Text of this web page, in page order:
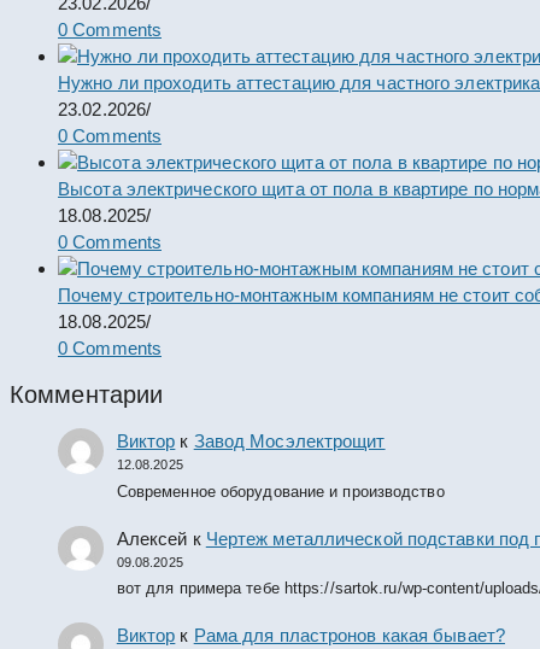
0 Comments
Нужно ли проходить аттестацию для частного
23.02.2026/
0 Comments
Высота электрического щита от пола в квартире по
18.08.2025/
0 Comments
Почему строительно-монтажным компаниям не стоит
18.08.2025/
0 Comments
Комментарии
Виктор к Завод Мосэлектрощит
12.08.2025
Современное оборудование и производство
Алексей к Чертеж металлической подставки
09.08.2025
вот для примера тебе https://sartok.ru/wp-content/
Виктор к Рама для пластронов какая бывает?